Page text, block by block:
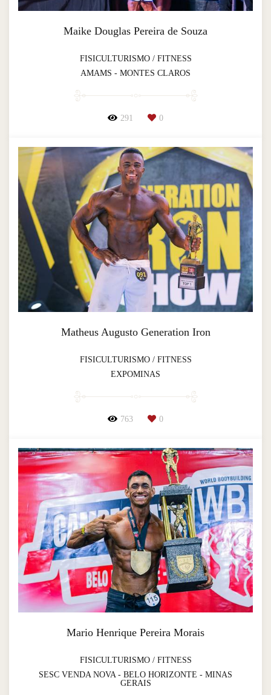
Maike Douglas Pereira de Souza
FISICULTURISMO / FITNESS
AMAMS - MONTES CLAROS
291 0
Matheus Augusto Generation Iron
FISICULTURISMO / FITNESS
EXPOMINAS
763 0
Mario Henrique Pereira Morais
FISICULTURISMO / FITNESS
SESC VENDA NOVA - BELO HORIZONTE - MINAS
GERAIS